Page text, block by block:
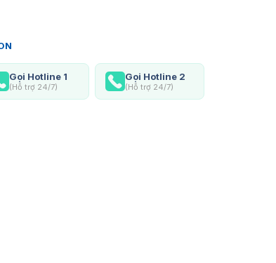
Gọi Hotline 1
(Hỗ trợ 24/7)
Gọi Hotline 2
(Hỗ trợ 24/7)